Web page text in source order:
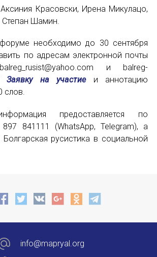
Достоевского: обзор мероприятий
Гаване «Русская литература в
приложение TORFL GO
347-74-80
Красовски, Ирена Микулацо,
Шамин.
необходимо до 30 сентября
по адресам электронной почты
balreg_rusist@yahoo.com и balreg-
Заявку на участиеи аннотацию
слов.
предоставляется по
841111 (WhatsApp, Telegram), а
русистика в социальной
info@mapryal.org